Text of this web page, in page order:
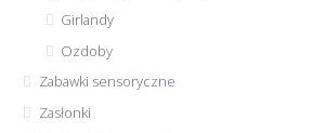
Girlandy
Ozdoby
Zabawki sensoryczne
Zasłonki